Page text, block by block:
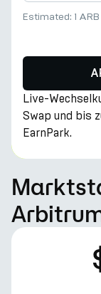
Estimated: 1 ARB
Live-
Swap und bis
EarnPark.